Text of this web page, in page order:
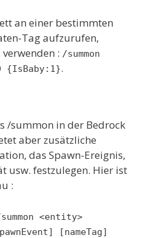
an einer bestimmten
Tag aufzurufen,
: /summon
{IsBaby:1}.
/summon in der Bedrock
aber zusätzliche
das Spawn-Ereignis,
usw. festzulegen. Hier ist
:
<entity>
[nameTag]